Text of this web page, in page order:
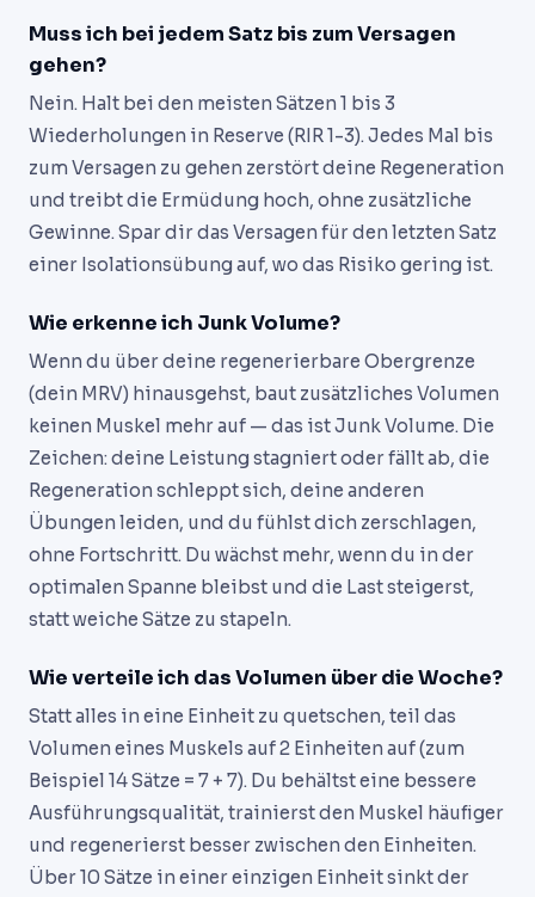
Muss ich bei jedem Satz bis zum Versagen
gehen?
Nein. Halt bei den meisten Sätzen 1 bis 3
Wiederholungen in Reserve (RIR 1-3). Jedes Mal bis
zum Versagen zu gehen zerstört deine Regeneration
und treibt die Ermüdung hoch, ohne zusätzliche
Gewinne. Spar dir das Versagen für den letzten Satz
einer Isolationsübung auf, wo das Risiko gering ist.
Wie erkenne ich Junk Volume?
Wenn du über deine regenerierbare Obergrenze
(dein MRV) hinausgehst, baut zusätzliches Volumen
keinen Muskel mehr auf — das ist Junk Volume. Die
Zeichen: deine Leistung stagniert oder fällt ab, die
Regeneration schleppt sich, deine anderen
Übungen leiden, und du fühlst dich zerschlagen,
ohne Fortschritt. Du wächst mehr, wenn du in der
optimalen Spanne bleibst und die Last steigerst,
statt weiche Sätze zu stapeln.
Wie verteile ich das Volumen über die Woche?
Statt alles in eine Einheit zu quetschen, teil das
Volumen eines Muskels auf 2 Einheiten auf (zum
Beispiel 14 Sätze = 7 + 7). Du behältst eine bessere
Ausführungsqualität, trainierst den Muskel häufiger
und regenerierst besser zwischen den Einheiten.
Über 10 Sätze in einer einzigen Einheit sinkt der